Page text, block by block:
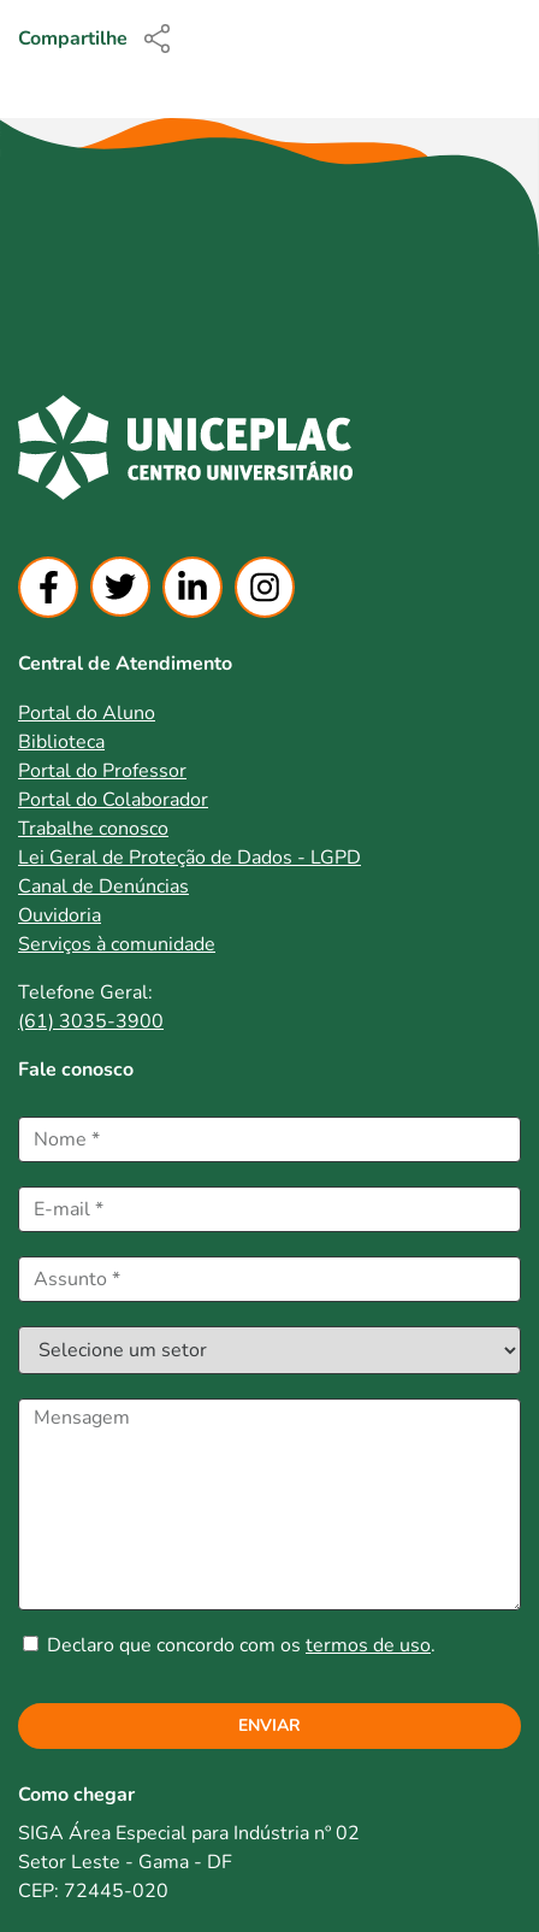
Compartilhe
Central de Atendimento
Portal do Aluno
Biblioteca
Portal do Professor
Portal do Colaborador
Trabalhe conosco
Lei Geral de Proteção de Dados - LGPD
Canal de Denúncias
Ouvidoria
Serviços à comunidade
Telefone Geral:
(61) 3035-3900
Fale conosco
Declaro que concordo com os termos de uso.
ENVIAR
Como chegar
SIGA Área Especial para Indústria nº 02
Setor Leste - Gama - DF
CEP: 72445-020